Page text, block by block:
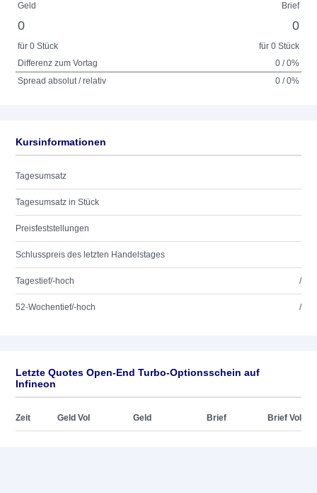
Geld
Brief
0 0
für 0 Stück
für 0 Stück
Differenz zum Vortag
0 / 0%
Spread absolut / relativ
0 / 0%
Kursinformationen
Tagesumsatz
Tagesumsatz in Stück
Preisfeststellungen
Schlusspreis des letzten Handelstages
Tagestief/-hoch /
52-Wochentief/-hoch /
Letzte Quotes Open-End Turbo-Optionsschein auf
Infineon
Zeit Geld Vol Geld Brief Brief Vol